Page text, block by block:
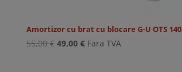
Amortizor cu brat cu blocare G-U OTS 140
55,00€ Prețul
49,00 €Prețul
Fara TVA